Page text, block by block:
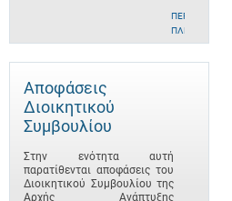
ΠΕΡΙΣΣΌΤΕΡΕΣ
ΠΛΗΡΟΦΟΡΊΕΣ
Αποφάσεις
Διοικητικού
Συμβουλίου
Στην ενότητα αυτή
παρατίθενται αποφάσεις του
Διοικητικού Συμβουλίου της
Αρχής Ανάπτυξης